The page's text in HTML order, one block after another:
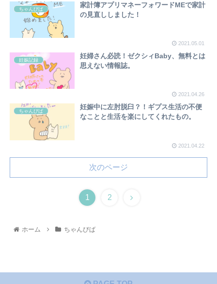
ちゃんびば
家計簿アプリマネーフォワードMEで家計
の見直ししました！
2021.05.01
妊娠記録
妊婦さん必読！ゼクシィBaby、無料とは
思えない情報誌。
2021.04.26
ちゃんびば
妊娠中に左肘脱臼？！ギプス生活の不便
なことと生活を楽にしてくれたもの。
2021.04.22
次のページ
1 2
ホーム ちゃんびば